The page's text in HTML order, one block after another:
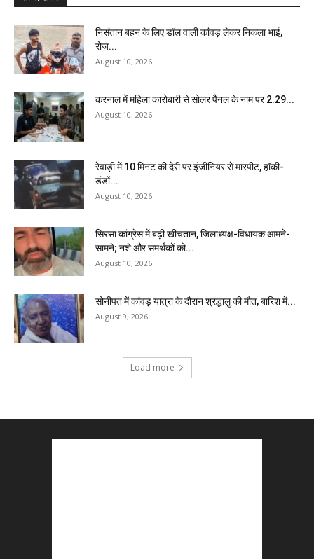
निसंतान बहन के लिए डॉल वाली कांवड़ लेकर निकला भाई,
रोज...
August 10, 2026
करनाल में महिला कारोबारी से सोलर पैनल के नाम पर 2.29...
August 10, 2026
रेवाड़ी में 10 मिनट की देरी पर इंजीनियर से मारपीट, हॉकी-
डंडों...
August 10, 2026
सिरसा कांग्रेस में बढ़ी खींचतान, जिलाध्यक्ष-विधायक आमने-
सामने; नशे और समर्थकों को...
August 10, 2026
सोनीपत में कांवड़ यात्रा के दौरान श्रद्धालु की मौत, बारिश में...
August 9, 2026
Load more